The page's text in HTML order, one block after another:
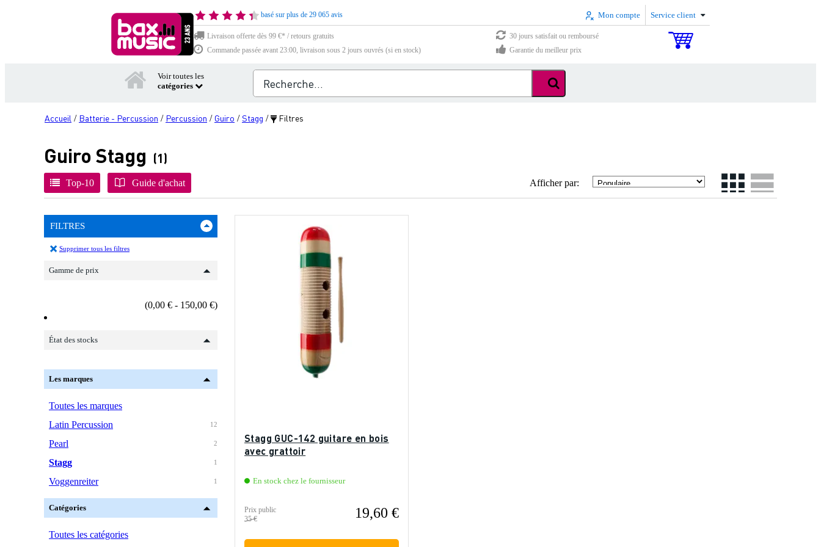
basé sur plus de 29 065 avis Mon compte Service client
Livraison offerte dès 99 €* / retours gratuits
30 jours satisfait ou remboursé
Commande passée avant 23:00, livraison sous 2 jours ouvrés (si en stock)
Garantie du meilleur prix
Voir toutes les
catégories
Accueil / Batterie - Percussion / Percussion / Guiro /Stagg / Filtres
Guiro Stagg (1)
Top-10 Guide d'achat Afficher par:
FILTRES
Supprimer tous les filtres
Gamme de prix
(0,00 € - 150,00 €)
État des stocks
Les marques
Toutes les marques
12
Latin Percussion
2
Pearl
1
Stagg
1
Voggenreiter
Catégories
Toutes les catégories
Stagg GUC-142 guitare en bois
avec grattoir
En stock chez le fournisseur
Prix public
35 €
19,60 €